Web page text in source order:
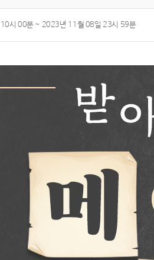
시 00분 ~ 2023년 11월 08일 23시 59분